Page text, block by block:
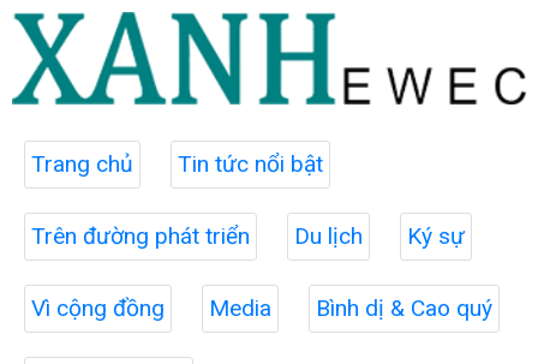
Trang chủ Tin tức nổi bật
Trên đường phát triển Du lịch Ký sự
Vì cộng đồng Media Bình dị & Cao quý